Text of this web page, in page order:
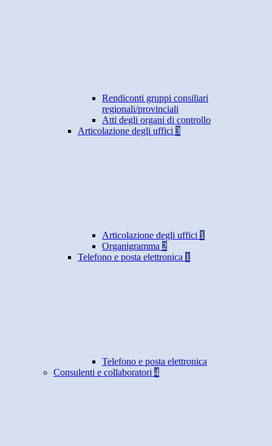
Rendiconti gruppi consiliari
regionali/provinciali
Atti degli organi di controllo
Articolazione degli uffici 3
Articolazione degli uffici 1
Organigramma 2
Telefono e posta elettronica 1
Telefono e posta elettronica
Consulenti e collaboratori 4